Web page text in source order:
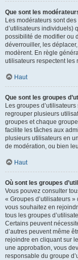
Que sont les
Les modérateurs sont
d’utilisateurs individuels)
possibilité de modifier ou
déverrouiller, les
modèrent. En règle
utilisateurs respectent les
Haut
Que sont les groupes
Les groupes
regrouper plusieurs
groupes et chaque
facilite les tâches aux
plusieurs utilisateurs en
de modération, ou bien
Haut
Où sont les groupes
Vous pouvez consulter
« Groupes d’utilisateurs
vous souhaitez en
tous les groupes
Certains peuvent
d’autres peuvent même
rejoindre en cliquant sur
une approbation, vous
responsable du groupe